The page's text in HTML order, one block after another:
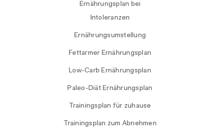
Ernährungsplan bei
Intoleranzen
Ernährungsumstellung
Fettarmer Ernährungsplan
Low-Carb Ernährungsplan
Paleo-Diät Ernährungsplan
Trainingsplan für zuhause
Trainingsplan zum Abnehmen